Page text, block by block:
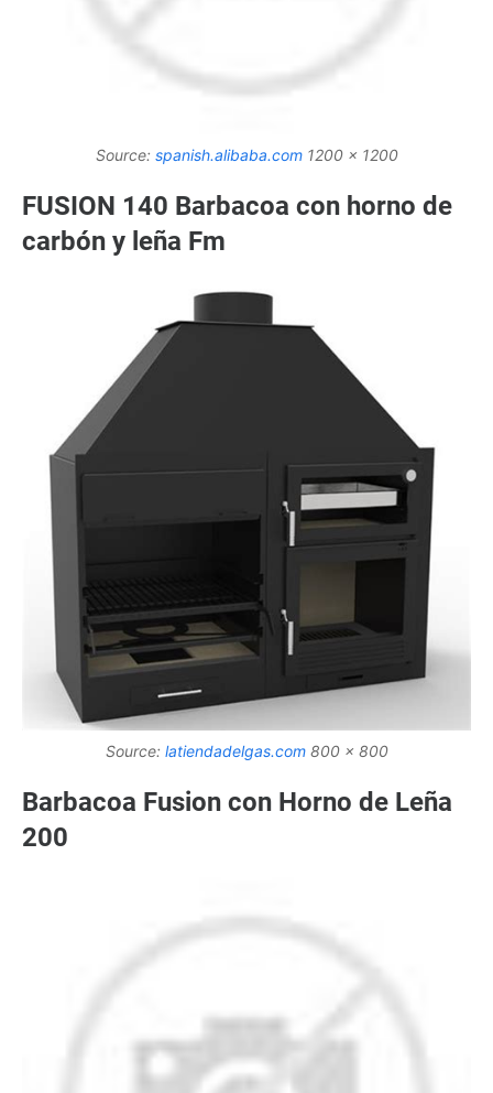
Source: spanish.alibaba.com1200 x 1200
FUSION 140 Barbacoa con horno de
carbón y leña Fm
Source: latiendadelgas.com800 x 800
Barbacoa Fusion con Horno de Leña
200